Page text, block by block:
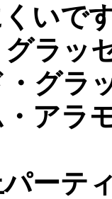
いで
ラッ
グラ
アラ
ーテ